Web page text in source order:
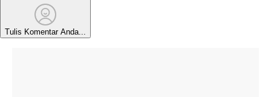
Tulis Komentar Anda...